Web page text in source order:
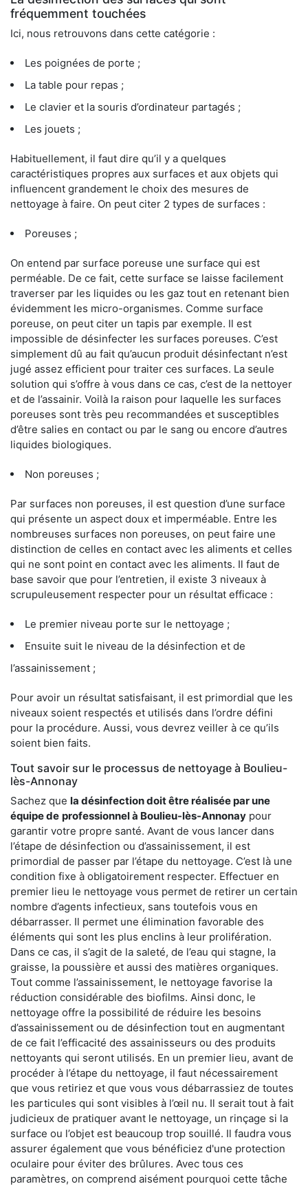
fréquemment touchées
Ici, nous retrouvons dans cette catégorie :
Les poignées de porte ;
La table pour repas ;
Le clavier et la souris d’ordinateur partagés ;
Les jouets ;
Habituellement, il faut dire qu’il y a quelques
caractéristiques propres aux surfaces et aux objets qui
influencent grandement le choix des mesures de
nettoyage à faire. On peut citer 2 types de surfaces :
Poreuses ;
On entend par surface poreuse une surface qui est
perméable. De ce fait, cette surface se laisse facilement
traverser par les liquides ou les gaz tout en retenant bien
évidemment les micro-organismes. Comme surface
poreuse, on peut citer un tapis par exemple. Il est
impossible de désinfecter les surfaces poreuses. C’est
simplement dû au fait qu’aucun produit désinfectant n’est
jugé assez efficient pour traiter ces surfaces. La seule
solution qui s’offre à vous dans ce cas, c’est de la nettoyer
et de l’assainir. Voilà la raison pour laquelle les surfaces
poreuses sont très peu recommandées et susceptibles
d’être salies en contact ou par le sang ou encore d’autres
liquides biologiques.
Non poreuses ;
Par surfaces non poreuses, il est question d’une surface
qui présente un aspect doux et imperméable. Entre les
nombreuses surfaces non poreuses, on peut faire une
distinction de celles en contact avec les aliments et celles
qui ne sont point en contact avec les aliments. Il faut de
base savoir que pour l’entretien, il existe 3 niveaux à
scrupuleusement respecter pour un résultat efficace :
Le premier niveau porte sur le nettoyage ;
Ensuite suit le niveau de la désinfection et de
l’assainissement ;
Pour avoir un résultat satisfaisant, il est primordial que les
niveaux soient respectés et utilisés dans l’ordre défini
pour la procédure. Aussi, vous devrez veiller à ce qu’ils
soient bien faits.
Tout savoir sur le processus de nettoyage à Boulieu-
lès-Annonay
Sachez que la désinfection doit être réalisée par une
équipe de professionnel à Boulieu-lès-Annonay pour
garantir votre propre santé. Avant de vous lancer dans
l’étape de désinfection ou d’assainissement, il est
primordial de passer par l’étape du nettoyage. C’est là une
condition fixe à obligatoirement respecter. Effectuer en
premier lieu le nettoyage vous permet de retirer un certain
nombre d’agents infectieux, sans toutefois vous en
débarrasser. Il permet une élimination favorable des
éléments qui sont les plus enclins à leur prolifération.
Dans ce cas, il s’agit de la saleté, de l’eau qui stagne, la
graisse, la poussière et aussi des matières organiques.
Tout comme l’assainissement, le nettoyage favorise la
réduction considérable des biofilms. Ainsi donc, le
nettoyage offre la possibilité de réduire les besoins
d’assainissement ou de désinfection tout en augmentant
de ce fait l’efficacité des assainisseurs ou des produits
nettoyants qui seront utilisés. En un premier lieu, avant de
procéder à l’étape du nettoyage, il faut nécessairement
que vous retiriez et que vous vous débarrassiez de toutes
les particules qui sont visibles à l’œil nu. Il serait tout à fait
judicieux de pratiquer avant le nettoyage, un rinçage si la
surface ou l’objet est beaucoup trop souillé. Il faudra vous
assurer également que vous bénéficiez d'une protection
oculaire pour éviter des brûlures. Avec tous ces
paramètres, on comprend aisément pourquoi cette tâche